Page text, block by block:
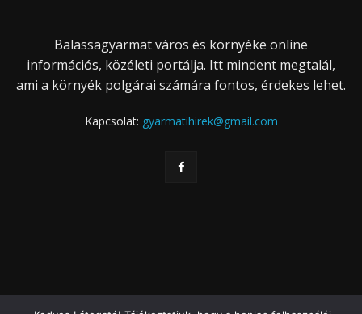
Balassagyarmat város és környéke online
információs, közéleti portálja. Itt mindent megtalál,
ami a környék polgárai számára fontos, érdekes lehet.
Kapcsolat: gyarmatihirek@gmail.com